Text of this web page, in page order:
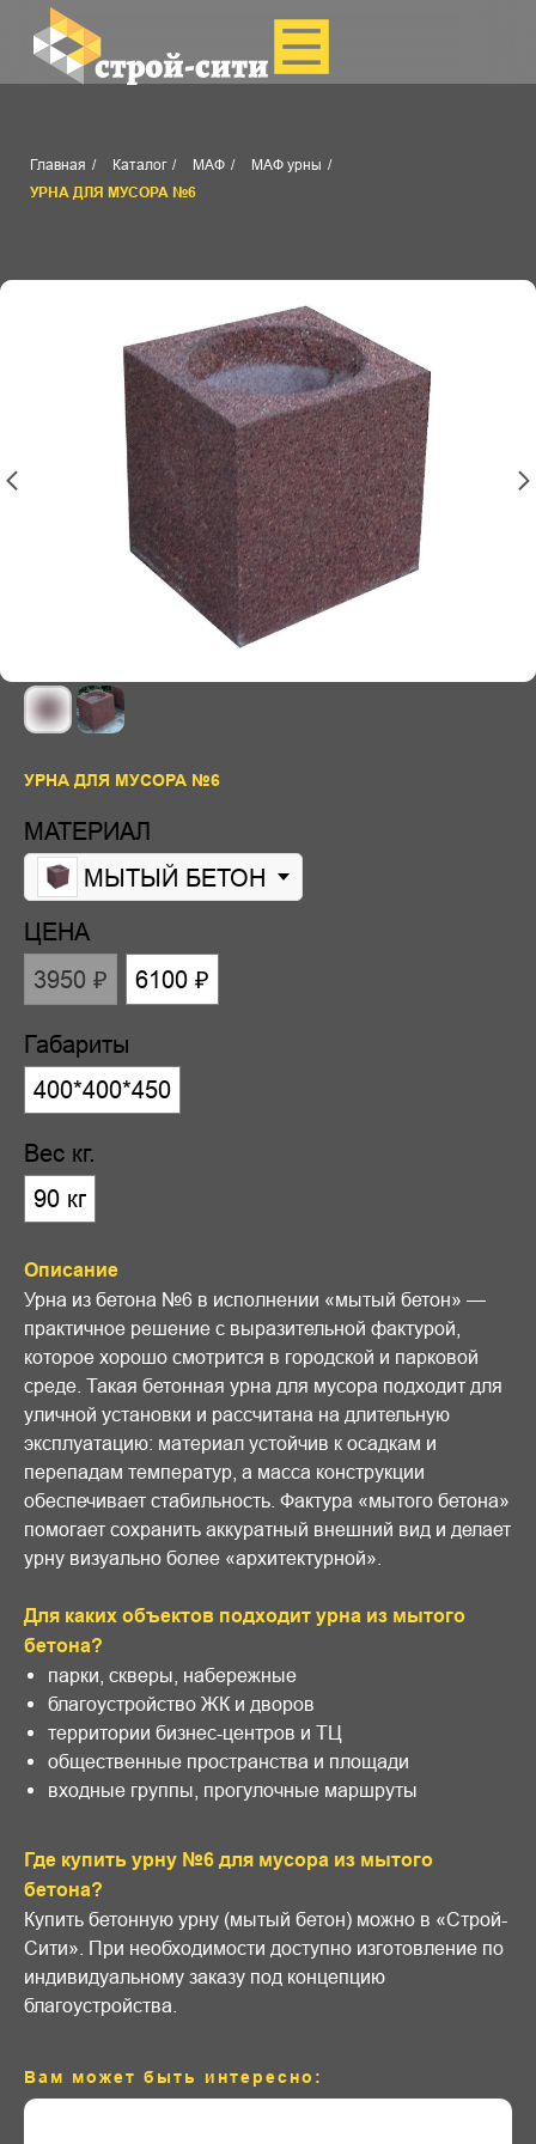
Главная / Каталог / МАФ / МАФ урны /
УРНА ДЛЯ МУСОРА №6
УРНА ДЛЯ МУСОРА №6
МАТЕРИАЛ
МЫТЫЙ БЕТОН
ЦЕНА
3950 ₽
6100 ₽
Габариты
400*400*450
Вес кг.
90 кг
Описание
Урна из бетона №6 в исполнении «мытый бетон» —
практичное решение с выразительной фактурой,
которое хорошо смотрится в городской и парковой
среде. Такая бетонная урна для мусора подходит для
уличной установки и рассчитана на длительную
эксплуатацию: материал устойчив к осадкам и
перепадам температур, а масса конструкции
обеспечивает стабильность. Фактура «мытого бетона»
помогает сохранить аккуратный внешний вид и делает
урну визуально более «архитектурной».
Для каких объектов подходит урна из мытого
бетона?
парки, скверы, набережные
благоустройство ЖК и дворов
территории бизнес-центров и ТЦ
общественные пространства и площади
входные группы, прогулочные маршруты
Где купить урну №6 для мусора из мытого
бетона?
Купить бетонную урну (мытый бетон) можно в «Строй-
Сити». При необходимости доступно изготовление по
индивидуальному заказу под концепцию
благоустройства.
Вам может быть интересно:
КОНТАКТЫ